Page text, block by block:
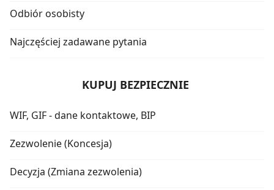
Odbiór osobisty
Najczęściej zadawane pytania
KUPUJ BEZPIECZNIE
WIF, GIF - dane kontaktowe, BIP
Zezwolenie (Koncesja)
Decyzja (Zmiana zezwolenia)